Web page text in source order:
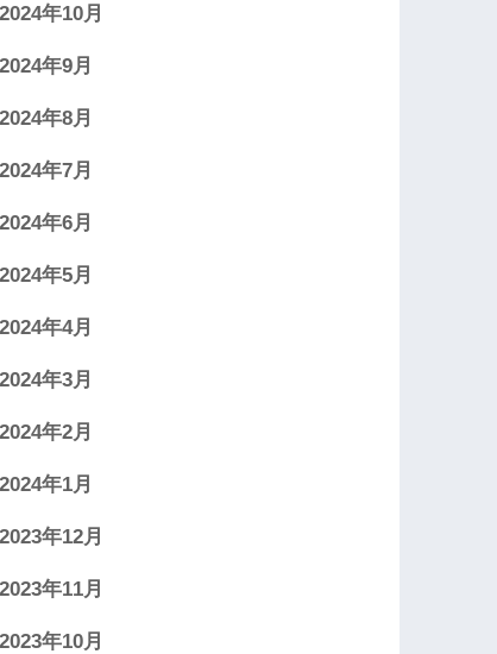
2024年10月
2024年9月
2024年8月
2024年7月
2024年6月
2024年5月
2024年4月
2024年3月
2024年2月
2024年1月
2023年12月
2023年11月
2023年10月